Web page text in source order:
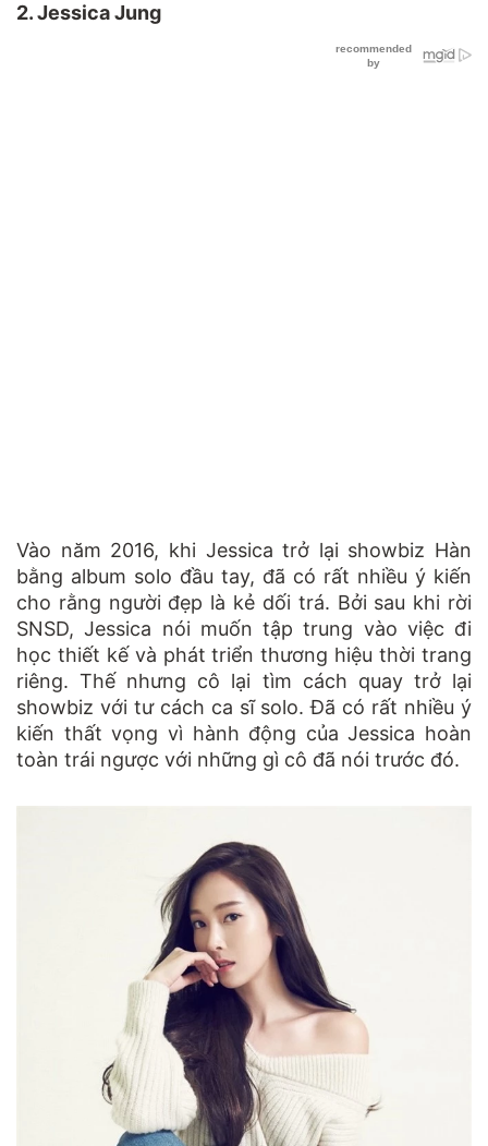
2. Jessica Jung
Vào năm 2016, khi Jessica trở lại showbiz Hàn
bằng album solo đầu tay, đã có rất nhiều ý kiến
cho rằng người đẹp là kẻ dối trá. Bởi sau khi rời
SNSD, Jessica nói muốn tập trung vào việc đi
học thiết kế và phát triển thương hiệu thời trang
riêng. Thế nhưng cô lại tìm cách quay trở lại
showbiz với tư cách ca sĩ solo. Đã có rất nhiều ý
kiến thất vọng vì hành động của Jessica hoàn
toàn trái ngược với những gì cô đã nói trước đó.